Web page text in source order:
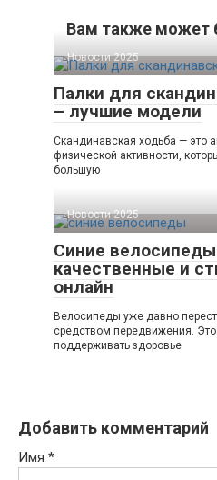
Вам также может
Новости 2025
Палки для
– лучшие модели
Скандинавская ходьба — это
физической активности,
большую
Новости 2025
Синие
качественные и
онлайн
Велосипеды уже давно
средством передвижения.
поддерживать здоровье
Добавить комментарий
Имя *